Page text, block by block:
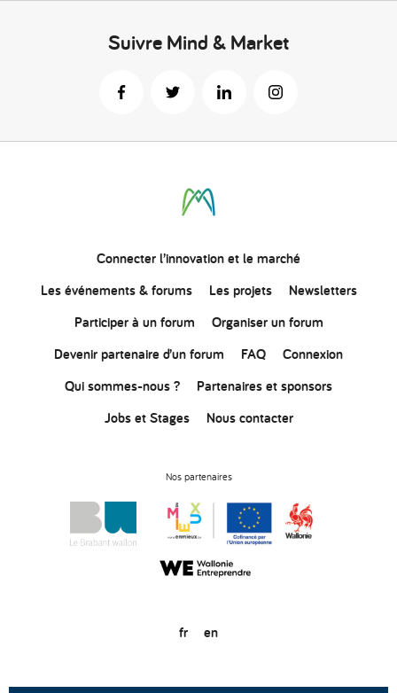
Suivre Mind & Market
Connecterl’innovationet le marché
Les événements & forums
Les projets
Newsletters
Participer à un forum
Organiser un forum
Devenir partenaire d’un forum
FAQ
Connexion
Qui sommes-nous ?
Partenaires et sponsors
Jobs et Stages
Nous contacter
Nos partenaires
fr en